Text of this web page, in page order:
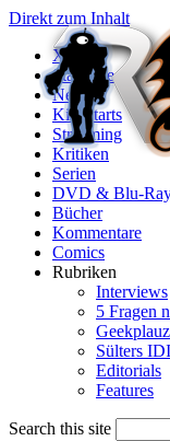
Direkt zum Inhalt
X
Startseite
News
Kinostarts
Streaming
Kritiken
Serien
DVD & Blu-
Bücher
Kommentare
Comics
Rubriken
Interviews
5 Fragen
Sülters
Editorials
Features
Search this site